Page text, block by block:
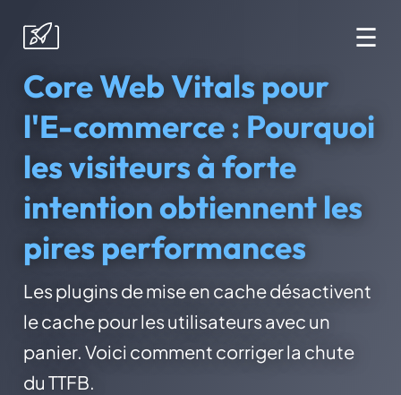
☰
Core Web Vitals pour
l'E-commerce : Pourquoi
les visiteurs à forte
intention obtiennent les
pires performances
Les plugins de mise en cache désactivent
le cache pour les utilisateurs avec un
panier. Voici comment corriger la chute
du TTFB.